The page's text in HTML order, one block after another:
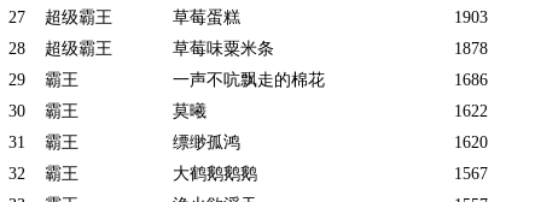
27
超级霸王 草莓蛋糕
1903
28
超级霸王 草莓味粟米条
1878
29
霸王 一声不吭飘走的棉花
1686
30
霸王 莫曦
1622
31
霸王 缥缈孤鸿
1620
32
霸王 大鹤鹅鹅鹅
1567